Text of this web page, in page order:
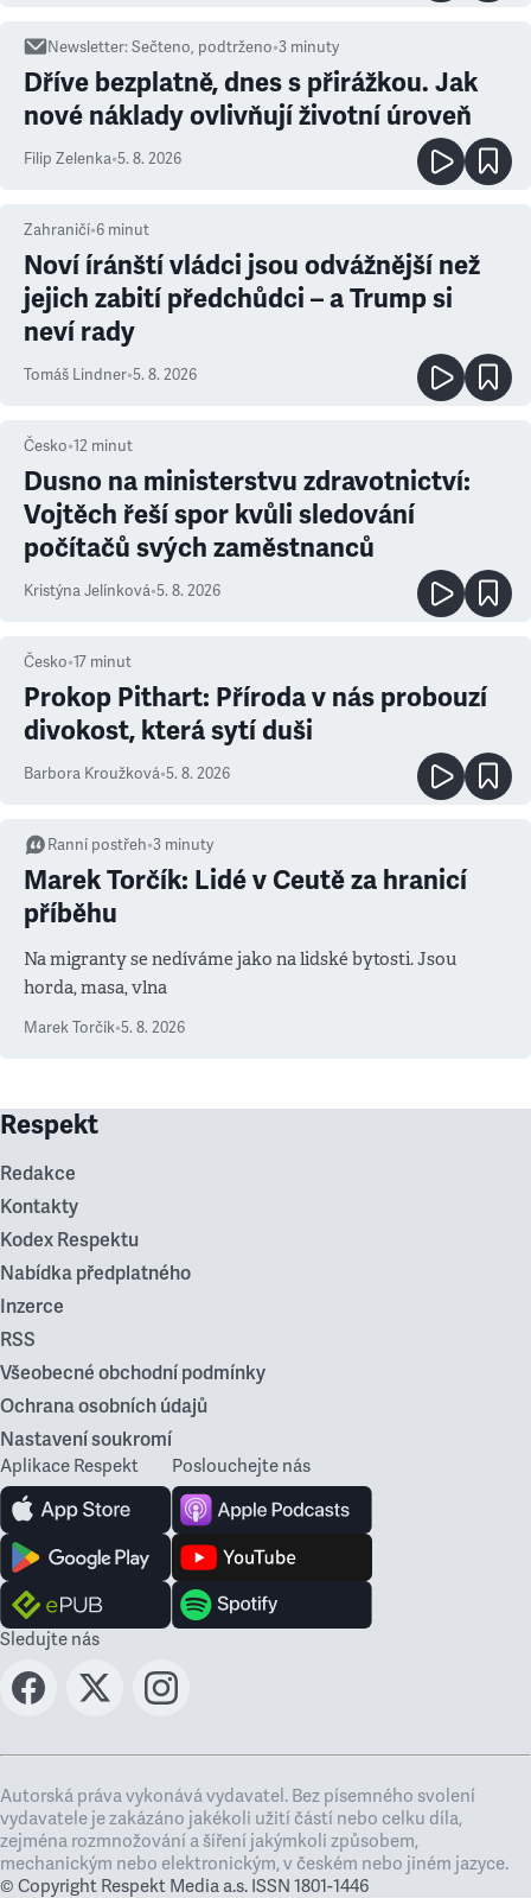
Newsletter:Sečteno, podtrženo•3 minuty
Dříve bezplatně, dnes s přirážkou. Jak
nové náklady ovlivňují životní úroveň
Filip Zelenka•5. 8. 2026
Zahraničí•6 minut
Noví íránští vládci jsou odvážnější než
jejich zabití předchůdci – a Trump si
neví rady
Tomáš Lindner•5. 8. 2026
Česko•12 minut
Dusno na ministerstvu zdravotnictví:
Vojtěch řeší spor kvůli sledování
počítačů svých zaměstnanců
Kristýna Jelínková•5. 8. 2026
Česko•17 minut
Prokop Pithart: Příroda v nás probouzí
divokost, která sytí duši
Barbora Kroužková•5. 8. 2026
Ranní postřeh•3 minuty
Marek Torčík: Lidé v Ceutě za hranicí
příběhu
Na migranty se nedíváme jako na lidské bytosti. Jsou
horda, masa, vlna
Marek Torčík•5. 8. 2026
Respekt
Redakce
Kontakty
Kodex Respektu
Nabídka předplatného
Inzerce
RSS
Všeobecné obchodní podmínky
Ochrana osobních údajů
Nastavení soukromí
Aplikace Respekt Poslouchejte nás
Sledujte nás
Autorská práva vykonává vydavatel. Bez písemného svolení
vydavatele je zakázáno jakékoli užití částí nebo celku díla,
zejména rozmnožování a šíření jakýmkoli způsobem,
mechanickým nebo elektronickým, v českém nebo jiném jazyce.
© Copyright Respekt Media a.s. ISSN 1801-1446